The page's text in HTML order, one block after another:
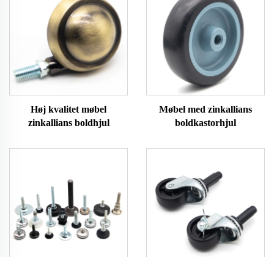
Høj kvalitet møbel
zinkallians boldhjul
Møbel med zinkallians
boldkastorhjul